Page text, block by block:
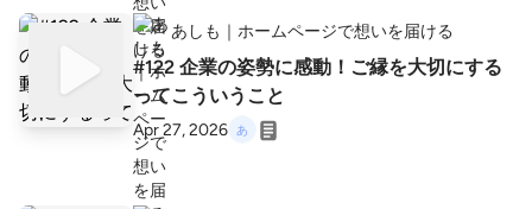
る人が どこかにいても、届きません。 それっ
て、とても勿体ないことですよね。 ✅SNSで
発信しているけど反応がない… ✅これから自
分のサービスを開始する ✅自分のサービスや
想いを必要な人に届けたい ✅自分の商品を沢
あしも｜ホームページで想いを届ける
#122 企業の姿勢に感動！ご縁を大切にする
ってこういうこと
Apr 27, 2026